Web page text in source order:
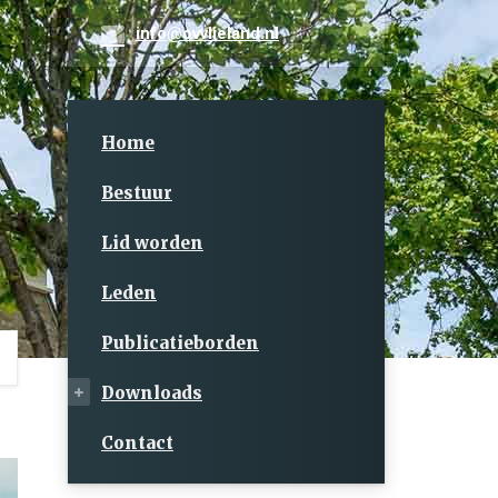
info@ovvlieland.nl
Home
Bestuur
Lid worden
Leden
Publicatieborden
Downloads
Contact